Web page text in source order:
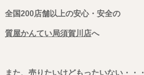
全国200店舗以上の安心・安全の
質屋かんてい局須賀川店へ
また、売りたいけどもったいない・・・